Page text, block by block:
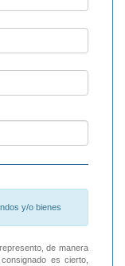
y/o bienes
de manera
es cierto,